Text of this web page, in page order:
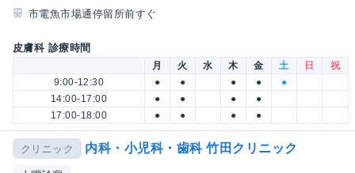
市電魚市場通停留所前すぐ
皮膚科 診療時間
月 火 水 木 金 土 日
祝
9:00-12:30
● ● ● ●
●
14:00-17:00
● ● ●
●
17:00-18:00
● ● ● ●
クリニック 内科・小児科・歯科 竹田クリニック